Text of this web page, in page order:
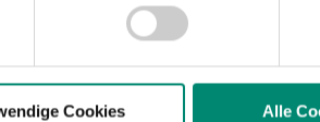
geben wir Informationen zu Ihrer
Cookies Alle